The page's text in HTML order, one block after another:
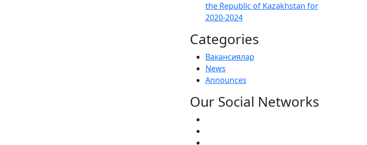
the Republic of Kazakhstan for
2020-2024
Categories
Вакансиялар
News
Announces
Our Social Networks